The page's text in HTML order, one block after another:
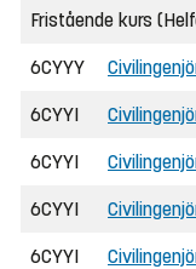
Fristående kurs
6CYYY
6CYYI
6CYYI
6CYYI
6CYYI